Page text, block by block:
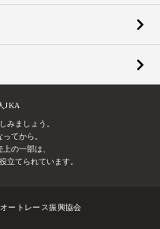
JKA
みましょう。
てから。
の一部は、
立てられています。
ートレース振興協会